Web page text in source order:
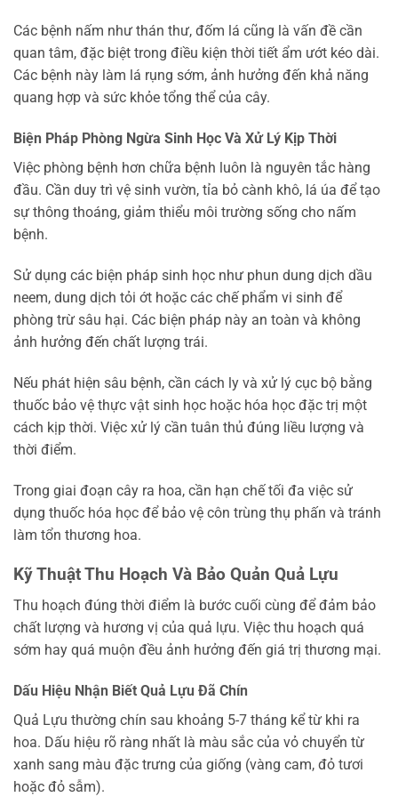
Các bệnh nấm như thán thư, đốm lá cũng là vấn đề cần
quan tâm, đặc biệt trong điều kiện thời tiết ẩm ướt kéo dài.
Các bệnh này làm lá rụng sớm, ảnh hưởng đến khả năng
quang hợp và sức khỏe tổng thể của cây.
Biện Pháp Phòng Ngừa Sinh Học Và Xử Lý Kịp Thời
Việc phòng bệnh hơn chữa bệnh luôn là nguyên tắc hàng
đầu. Cần duy trì vệ sinh vườn, tỉa bỏ cành khô, lá úa để tạo
sự thông thoáng, giảm thiểu môi trường sống cho nấm
bệnh.
Sử dụng các biện pháp sinh học như phun dung dịch dầu
neem, dung dịch tỏi ớt hoặc các chế phẩm vi sinh để
phòng trừ sâu hại. Các biện pháp này an toàn và không
ảnh hưởng đến chất lượng trái.
Nếu phát hiện sâu bệnh, cần cách ly và xử lý cục bộ bằng
thuốc bảo vệ thực vật sinh học hoặc hóa học đặc trị một
cách kịp thời. Việc xử lý cần tuân thủ đúng liều lượng và
thời điểm.
Trong giai đoạn cây ra hoa, cần hạn chế tối đa việc sử
dụng thuốc hóa học để bảo vệ côn trùng thụ phấn và tránh
làm tổn thương hoa.
Kỹ Thuật Thu Hoạch Và Bảo Quản Quả Lựu
Thu hoạch đúng thời điểm là bước cuối cùng để đảm bảo
chất lượng và hương vị của quả lựu. Việc thu hoạch quá
sớm hay quá muộn đều ảnh hưởng đến giá trị thương mại.
Dấu Hiệu Nhận Biết Quả Lựu Đã Chín
Quả Lựu thường chín sau khoảng 5-7 tháng kể từ khi ra
hoa. Dấu hiệu rõ ràng nhất là màu sắc của vỏ chuyển từ
xanh sang màu đặc trưng của giống (vàng cam, đỏ tươi
hoặc đỏ sẫm).